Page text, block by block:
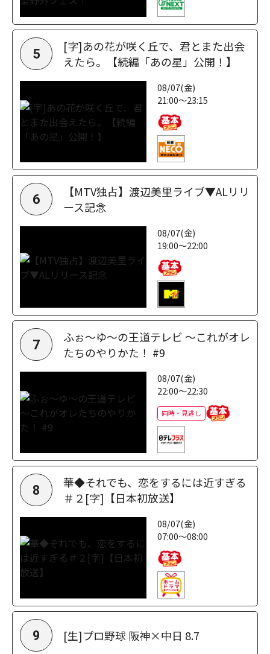
5
[字]あの花が咲く丘で、君とまた出会
えたら。【続編「あの星」公開！】
08/07(金)
21:00～23:15
6
【MTV独占】渡辺美里ライブ▼ALリリ
ース記念
08/07(金)
19:00～22:00
7
ふぉ～ゆ～の王道テレビ ～これがオレ
たちのやりかた！ #9
08/07(金)
22:00～22:30
同時・見逃し
8
華◆それでも、恋をするには近すぎる
＃２[字]【日本初放送】
08/07(金)
07:00～08:00
9 [生]プロ野球 阪神×中日 8.7